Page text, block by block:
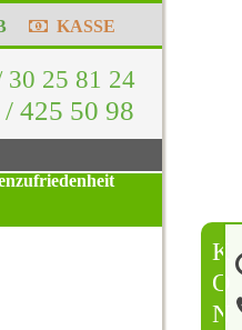
K
O
N
KASSE
30 25 81 24
425 50 98